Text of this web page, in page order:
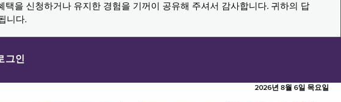
을 신청하거나 유지한 경험을 기꺼이 공유해 주셔서 감사합니다. 귀하의 답
니다.
그인
2026년 8월 6일 목요일